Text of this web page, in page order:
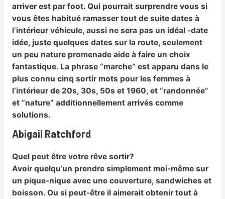
arriver est par foot. Qui pourrait surprendre vous si
vous êtes habitué ramasser tout de suite dates à
l’intérieur véhicule, aussi ne sera pas un idéal -date
idée, juste quelques dates sur la route, seulement
un peu nature promenade aide à faire un choix
fantastique. La phrase “marche” est apparu dans le
plus connu cinq sortir mots pour les femmes à
l’intérieur de 20s, 30s, 50s et 1960, et “randonnée”
et “nature” additionnellement arrivés comme
solutions.
Abigail Ratchford
Quel peut être votre rêve sortir?
Avoir quelqu’un prendre simplement moi-même sur
un pique-nique avec une couverture, sandwiches et
boisson. Ou si peut-être il aimerait obtenir tout à